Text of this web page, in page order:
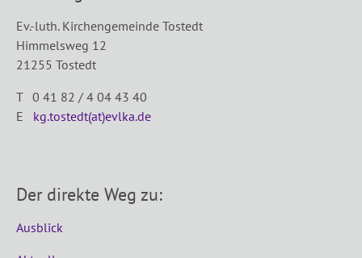
Ev.-luth. Kirchengemeinde Tostedt
Himmelsweg 12
21255 Tostedt
T 0 41 82 / 4 04 43 40
E kg.tostedt(at)evlka.de
Der direkte Weg zu:
Ausblick